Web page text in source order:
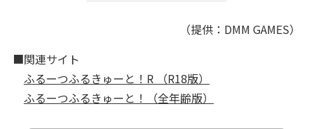
（提供：DMM GAMES）
■関連サイト
ふるーつふるきゅーと！R （R18版）
ふるーつふるきゅーと！（全年齢版）